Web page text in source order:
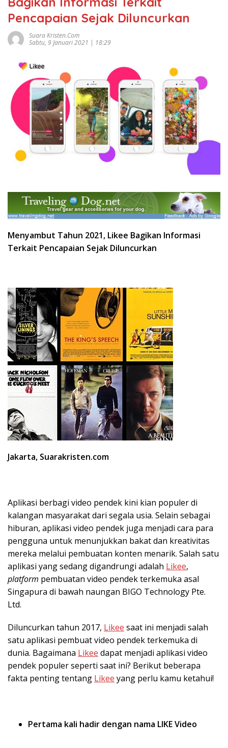
Pencapaian Sejak Diluncurkan
Suara Kristen.com
Sabtu, 9 Januari 2021 | 18:29
Menyambut Tahun 2021, Likee Bagikan Informasi
Terkait Pencapaian Sejak Diluncurkan
Jakarta, Suarakristen.com
Aplikasi berbagi video pendek kini kian populer di
kalangan masyarakat dari segala usia. Selain sebagai
hiburan, aplikasi video pendek juga menjadi cara para
pengguna untuk menunjukkan bakat dan kreativitas
mereka melalui pembuatan konten menarik. Salah satu
aplikasi yang sedang digandrungi adalah Likee,
platform pembuatan video pendek terkemuka asal
Singapura di bawah naungan BIGO Technology Pte.
Ltd.
Diluncurkan tahun 2017, Likee saat ini menjadi salah
satu aplikasi pembuat video pendek terkemuka di
dunia. Bagaimana Likee dapat menjadi aplikasi video
pendek populer seperti saat ini? Berikut beberapa
fakta penting tentang Likee yang perlu kamu ketahui!
Pertama kali hadir dengan nama LIKE Video